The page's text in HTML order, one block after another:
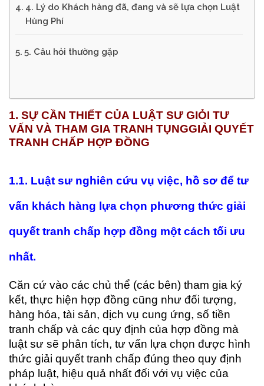
4. Lý do Khách hàng đã, đang và sẽ lựa chọn Luật
Hùng Phí
5. Câu hỏi thường gặp
1. SỰ CẦN THIẾT CỦA LUẬT SƯ GIỎI TƯ
VẤN VÀ THAM GIA TRANH TỤNGGIẢI QUYẾT
TRANH CHẤP HỢP ĐỒNG
1.1. Luật sư nghiên cứu vụ việc, hồ sơ để tư
vấn khách hàng lựa chọn phương thức giải
quyết tranh chấp hợp đồng một cách tối ưu
nhất.
Căn cứ vào các chủ thể (các bên) tham gia ký
kết, thực hiện hợp đồng cũng như đối tượng,
hàng hóa, tài sản, dịch vụ cung ứng, số tiền
tranh chấp và các quy định của hợp đồng mà
luật sư sẽ phân tích, tư vấn lựa chọn được hình
thức giải quyết tranh chấp đúng theo quy định
pháp luật, hiệu quả nhất đối với vụ việc của